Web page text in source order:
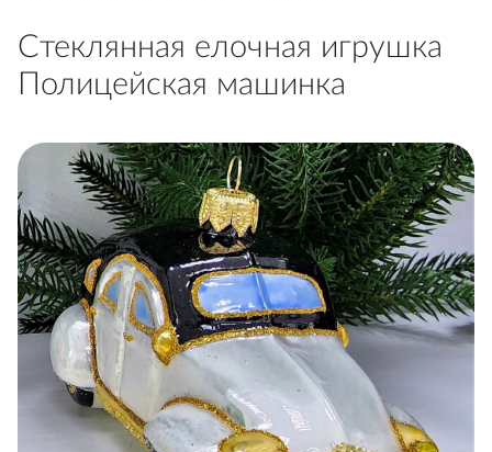
Стеклянная елочная игрушка
Полицейская машинка